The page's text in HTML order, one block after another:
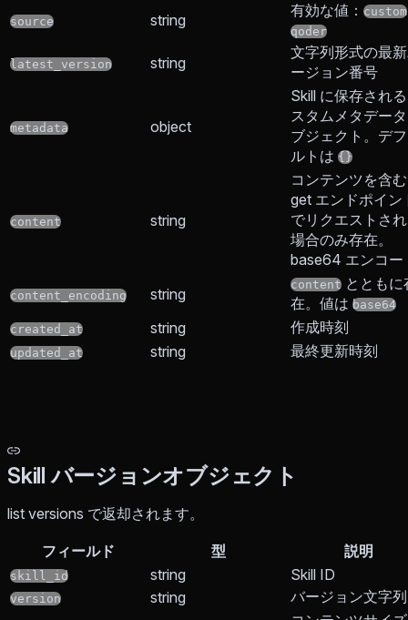
source string
有効な値： custom
qoder
latest_version string
文字列形式の最
ージョン番号
metadata object
Skill に保存され
スタムメタデー
ブジェクト。デ
ルトは {}
content string
コンテンツを含む
get エンドポイン
でリクエストさ
場合のみ存在。
base64 エンコー
content_encoding string
content とともに
在。値は base64
created_at
string 作成時刻
updated_at string 最終更新時刻
Skill バージョンオブジェクト
list versions で返却されます。
フィールド 型 説明
skill_id string Skill ID
version string
バージョン文字列